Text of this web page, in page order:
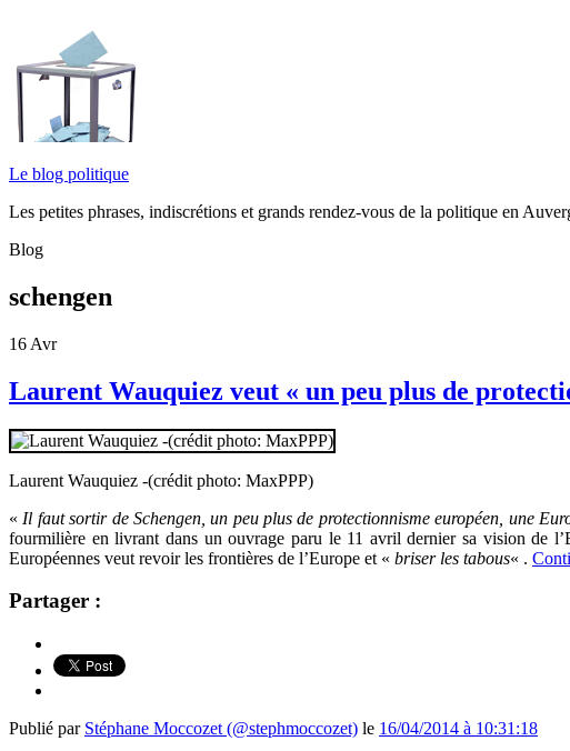
Le blog politique
Les petites phrases, indiscrétions et grands rendez-vous de la politique en
Blog
schengen
16 Avr
Laurent Wauquiez veut « un peu plus de
Laurent Wauquiez -(crédit photo: MaxPPP)
« Il faut sortir de Schengen, un peu plus de protectionnisme européen, une
fourmilière en livrant dans un ouvrage paru le 11 avril dernier sa vision de
Européennes veut revoir les frontières de l’Europe et « briser les tabous« .
Partager :
Publié par Stéphane Moccozet (@stephmoccozet) le 16/04/2014 à 10:31:18